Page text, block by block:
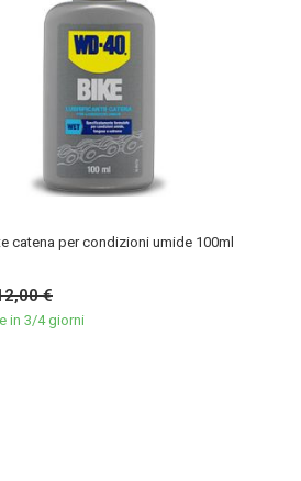
catena per condizioni umide 100ml
€
in 3/4 giorni